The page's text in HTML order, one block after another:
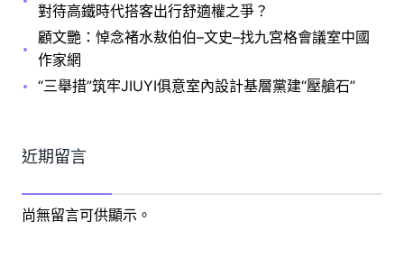
對待高鐵時代搭客出行舒適權之爭？
顧文艷：悼念褚水敖伯伯–文史–找九宮格會議室中國
作家網
“三舉措”筑牢JIUYI俱意室內設計基層黨建“壓艙石”
近期留言
尚無留言可供顯示。